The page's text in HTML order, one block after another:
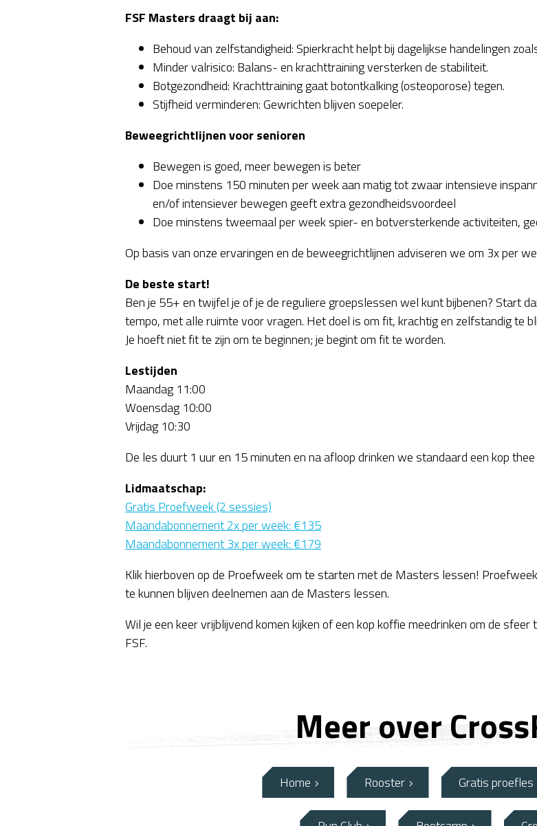
FSF Masters draagt bij aan:
Behoud van zelfstandigheid: Spierkracht helpt bij dagelijkse handelingen
Minder valrisico: Balans- en krachttraining versterken de stabiliteit.
Botgezondheid: Krachttraining gaat botontkalking (osteoporose) tegen.
Stijfheid verminderen: Gewrichten blijven soepeler.
Beweegrichtlijnen voor senioren
Bewegen is goed, meer bewegen is beter
Doe minstens 150 minuten per week aan matig tot zwaar intensieve
en/of intensiever bewegen geeft extra gezondheidsvoordeel
Doe minstens tweemaal per week spier- en botversterkende activiteiten,
Op basis van onze ervaringen en de beweegrichtlijnen adviseren we om 3x per
De beste start!
Ben je 55+ en twijfel je of je de reguliere groepslessen wel kunt bijbenen? Start
tempo, met alle ruimte voor vragen. Het doel is om fit, krachtig en zelfstandig te
Je hoeft niet fit te zijn om te beginnen; je begint om fit te worden.
Lestijden
Maandag 11:00
Woensdag 10:00
Vrijdag 10:30
De les duurt 1 uur en 15 minuten en na afloop drinken we standaard een kop
Lidmaatschap:
Gratis Proefweek (2 sessies)
Maandabonnement 2x per week: €135
Maandabonnement 3x per week: €179
Klik hierboven op de Proefweek om te starten met de Masters lessen!
te kunnen blijven deelnemen aan de Masters lessen.
Wil je een keer vrijblijvend komen kijken of een kop koffie meedrinken om de
FSF.
Meer over
Home Rooster Gratis proefles